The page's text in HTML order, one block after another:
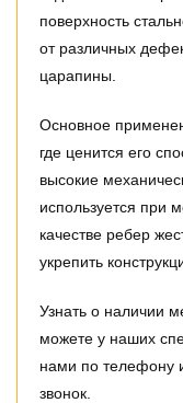
поверхность
от различных
царапины.
Основное
где ценится его
высокие
используется при
качестве ребер
укрепить
Узнать о наличии
можете у наших
нами по телефону
звонок.